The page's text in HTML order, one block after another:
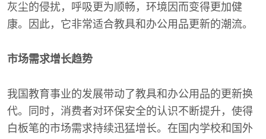
灰尘的侵扰，呼吸更为顺畅，环境因而变得更加健
康。因此，它非常适合教具和办公用品更新的潮流。
市场需求增长趋势
我国教育事业的发展带动了教具和办公用品的更新换
代。同时，消费者对环保安全的认识不断提升，使得
白板笔的市场需求持续迅猛增长。在国内学校和国外